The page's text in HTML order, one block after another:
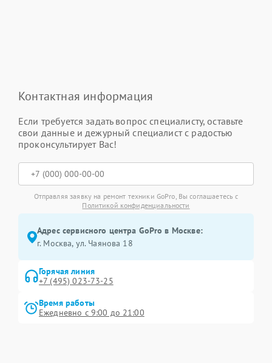
Контактная информация
Если требуется задать вопрос специалисту, оставьте
свои данные и дежурный специалист с радостью
проконсультирует Вас!
Отправляя заявку на ремонт техники GoPro, Вы соглашаетесь с
Политикой конфиденциальности
Адрес сервисного центра GoPro в Москве:
г. Москва, ул. Чаянова 18
Горячая линия
+7 (495) 023-73-25
Время работы
Ежедневно с 9:00 до 21:00